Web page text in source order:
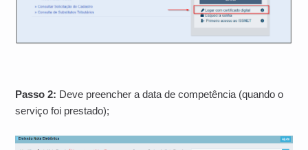
Passo 2: Deve preencher a data de competência (quando o
serviço foi prestado);